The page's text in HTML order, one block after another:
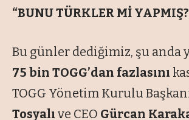
“BUNU TÜRKLER Mİ
Bu günler dediğimiz, şu anda
75 bin TOGG’dan fazlasını
TOGG Yönetim Kurulu
Tosyalı ve CEO Gürcan